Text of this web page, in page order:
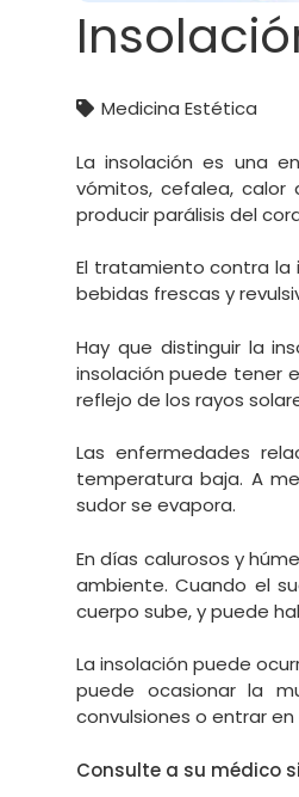
Medicina Estética
La insolación es una
vómitos, cefalea, calor
producir parálisis del
El tratamiento contra la
bebidas frescas y
Hay que distinguir la
insolación puede tener
reflejo de los rayos
Las enfermedades
temperatura baja. A
sudor se evapora.
En días calurosos y
ambiente. Cuando el
cuerpo sube, y puede
La insolación puede
puede ocasionar la
convulsiones o entrar
Consulte a su médico